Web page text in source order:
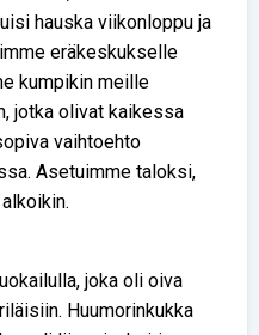
hauska viikonloppu ja
eräkeskukselle
kumpikin meille
jotka olivat kaikessa
vaihtoehto
Asetuimme taloksi,
joka oli oiva
Huumorinkukka